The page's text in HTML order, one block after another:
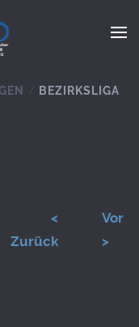
BEZIRKSLIGA
<
Zurück
Vor
>